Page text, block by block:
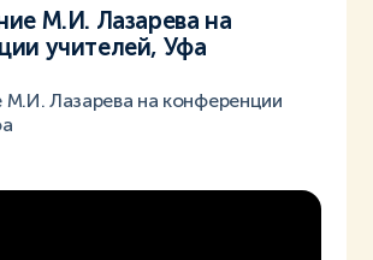
М.И. Лазарева на
учителей, Уфа
М.И. Лазарева на конференции